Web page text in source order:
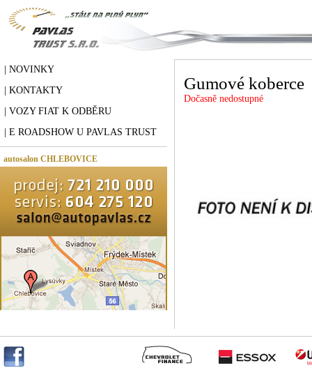
| NOVINKY
| KONTAKTY
| VOZY FIAT K ODBĚRU
| E ROADSHOW U PAVLAS TRUST
autosalon CHLEBOVICE
Gumové koberce
Dočasně nedostupné